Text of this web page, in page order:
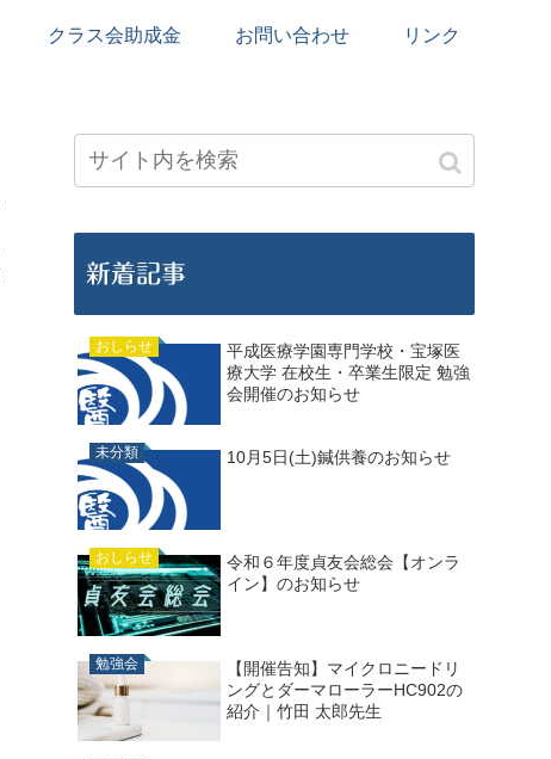
クラス会助成金 お問い合わせ リンク
新着記事
おしらせ
平成医療学園専門学校・宝塚医
療大学 在校生・卒業生限定 勉強
会開催のお知らせ
未分類 10月5日(土)鍼供養のお知らせ
おしらせ
令和６年度貞友会総会【オンラ
イン】のお知らせ
勉強会
【開催告知】マイクロニードリ
ングとダーマローラーHC902の
紹介｜竹田 太郎先生